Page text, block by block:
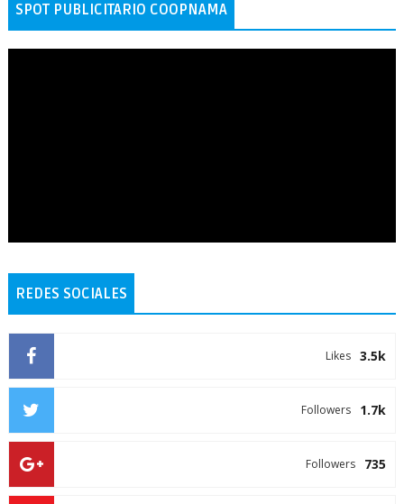
SPOT PUBLICITARIO COOPNAMA
REDES SOCIALES
3.5k
Likes
1.7k
Followers
735
Followers